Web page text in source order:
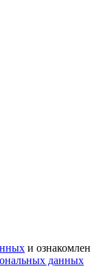
и ознакомлен
данных